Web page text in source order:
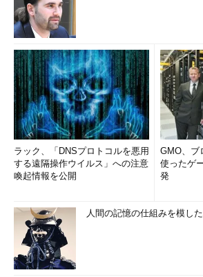
ラック、「DNSプロトコルを悪用
する遠隔操作ウイルス」への注意
喚起情報を公開
GMO、ブ
使ったゲ
発
人間の記憶の仕組みを模し